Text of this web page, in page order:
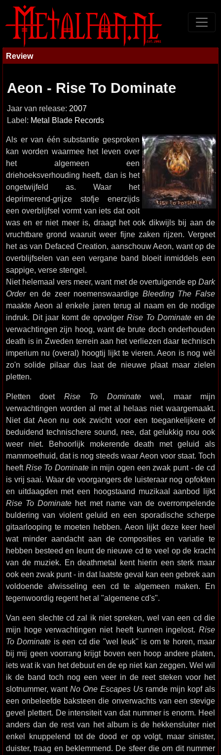
Review
Aeon - Rise To Dominate
Jaar van release: 2007
Label: Metal Blade Records
Als er van één substantie gesproken
kan worden waarmee het leven over
het algemeen een
driehoeksverhouding heeft, dan is het
ongetwijfeld as. Waar het
deprimerend-grijze stofje enerzijds
een overblijfsel vormt van iets dat ooit
was en er niet meer is, draagt het ook dikwijls bij aan de
vruchtbare grond waaruit weer fijne zaken rijzen. Vergeet
het as van Defaced Creation, aanschouw Aeon, want op de
overblijfselen van een vergane band bloeit inmiddels een
sappige, verse stengel.
Niet helemaal vers meer, want met de overtuigende ep Dark
Orderen de zeer noemenswaardige Bleeding The False
maakte Aeon al enkele jaren terug al naam en de nodige
indruk. Dit jaar komt de opvolger Rise To Dominate en de
verwachtingen zijn hoog, want de brute doch onderhouden
death is in Zweden terrein aan het verliezen daar technisch
imperium nu (overal) hoogtij lijkt te vieren. Aeon is nog wèl
zo'n solide pilaar dus laat de nieuwe plaat maar zielen
pletten.
Pletten doet Rise To Dominatewel, maar mijn
verwachtingen worden al met al helaas niet waargemaakt.
Niet dat Aeon nu ook zwicht voor een toegankelijkere of
beduidend technischere sound, nee, dat gelukkig nou ook
weer niet. Behoorlijk mokerende death met geluid als
mammoethuid, dat is nog steeds waar Aeon voor staat. Toch
heeft Rise To Dominate in mijn ogen een zwak punt - de cd
is vrij saai. Waar de voorgangers de luisteraar nog opfokten
en uitdaagden met een hoogstaand muzikaal aanbod lijkt
Rise To Dominate het met name van de overrompelende
buldering van violent geluid en een sporadische scherpe
gitaarlooping te moeten hebben. Aeon lijkt deze keer heel
wat minder aandacht aan de composities en variatie te
hebben besteed en leunt de nieuwe cd te veel op de kracht
van de muziek. En deathmetal kent hierin een sterk maar
ook een zwak punt - in dat laatste geval kan een gebrek aan
voldoende afwisseling een cd te algemeen maken. En
tegenwoordig regent het al "algemene cd's".
Van een slechte cd zal ik niet spreken, wel van een cd die
mijn hoge verwachtingen niet heeft kunnen ingelost. Rise
To Dominate is een cd die "wel leuk" is om te horen, maar
bij mij geen voorrang krijgt boven een hoop andere platen,
iets wat ik van het debuut en de ep niet kan zeggen. Wel wil
ik de band toch nog een veer in de reet steken voor het
slotnummer, want No One Escapes Us ramde mijn kopf als
een onbeleefde baksteen die onverwachts van een stevige
gevel plettert. De intensiteit van dat nummer is enorm. Heel
anders dan de rest van het album is de hekkensluiter niet
enkel knuppelend tot de dood er op volgt, maar sinister,
duister, traag en beklemmend. De sfeer die om dit nummer